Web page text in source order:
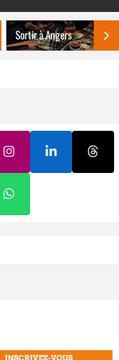
Sortir à Angers